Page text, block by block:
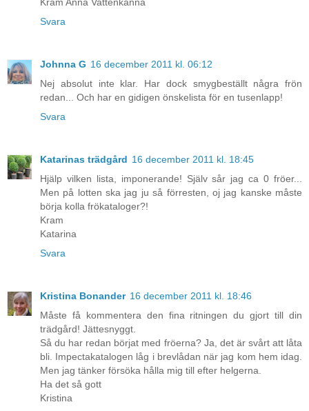
Kram Anna Vattenkanna
Svara
Johnna G 16 december 2011 kl. 06:12
Nej absolut inte klar. Har dock smygbeställt några frön
redan... Och har en gidigen önskelista för en tusenlapp!
Svara
Katarinas trädgård 16 december 2011 kl. 18:45
Hjälp vilken lista, imponerande! Själv sår jag ca 0 fröer...
Men på lotten ska jag ju så förresten, oj jag kanske måste
börja kolla frökataloger?!
Kram
Katarina
Svara
Kristina Bonander 16 december 2011 kl. 18:46
Måste få kommentera den fina ritningen du gjort till din
trädgård! Jättesnyggt.
Så du har redan börjat med fröerna? Ja, det är svårt att låta
bli. Impectakatalogen låg i brevlådan när jag kom hem idag.
Men jag tänker försöka hålla mig till efter helgerna.
Ha det så gott
Kristina